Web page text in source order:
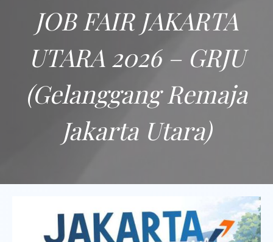
JOB FAIR JAKARTA
UTARA 2026 – GRJU
(Gelanggang Remaja
Jakarta Utara)